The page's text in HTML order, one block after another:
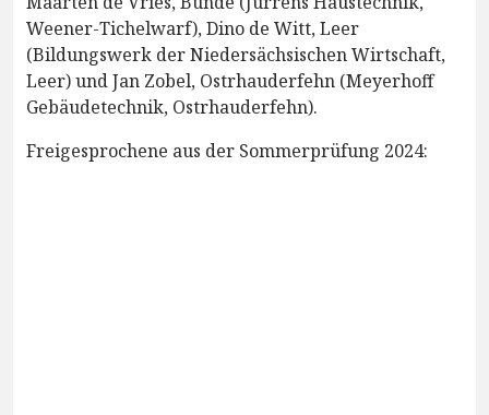
Weener-Tichelwarf), Dino de Witt, Leer
(Bildungswerk der Niedersächsischen Wirtschaft,
Leer) und Jan Zobel, Ostrhauderfehn (Meyerhoff
Gebäudetechnik, Ostrhauderfehn).
Freigesprochene aus der Sommerprüfung 2024: